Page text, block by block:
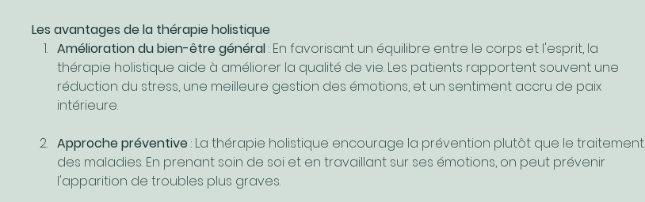
Les avantages de la thérapie holistique
Amélioration du bien-être général : En favorisant un équilibre entre le corps et l'esprit, la
thérapie holistique aide à améliorer la qualité de vie. Les patients rapportent souvent une
réduction du stress, une meilleure gestion des émotions, et un sentiment accru de paix
intérieure.
Approche préventive : La thérapie holistique encourage la prévention plutôt que le traitement
des maladies. En prenant soin de soi et en travaillant sur ses émotions, on peut prévenir
l'apparition de troubles plus graves.